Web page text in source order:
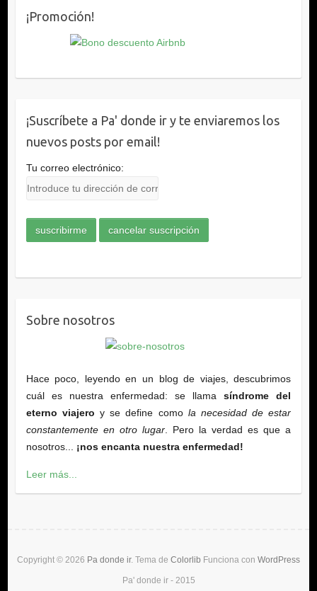
¡Promoción!
¡Suscríbete a Pa' donde ir y te enviaremos los
nuevos posts por email!
Tu correo electrónico:
Sobre nosotros
Hace poco, leyendo en un blog de viajes, descubrimos
cuál es nuestra enfermedad: se llamasíndrome del
eterno viajero y se define como la necesidad de estar
constantemente en otro lugar. Pero la verdad es que a
nosotros... ¡nos encanta nuestra enfermedad!
Leer más...
Copyright © 2026 Pa donde ir. Tema de Colorlib Funciona con WordPress
Pa' donde ir - 2015